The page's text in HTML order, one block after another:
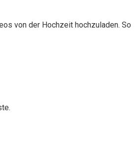
von der Hochzeit hochzuladen. So